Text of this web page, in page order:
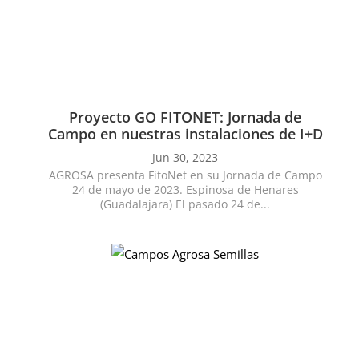
Proyecto GO FITONET: Jornada de
Campo en nuestras instalaciones de I+D
Jun 30, 2023
AGROSA presenta FitoNet en su Jornada de Campo
24 de mayo de 2023. Espinosa de Henares
(Guadalajara) El pasado 24 de...